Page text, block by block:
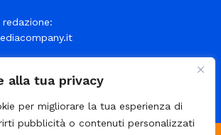
alla tua privacy
per migliorare la tua esperienza di
pubblicità o contenuti personalizzati